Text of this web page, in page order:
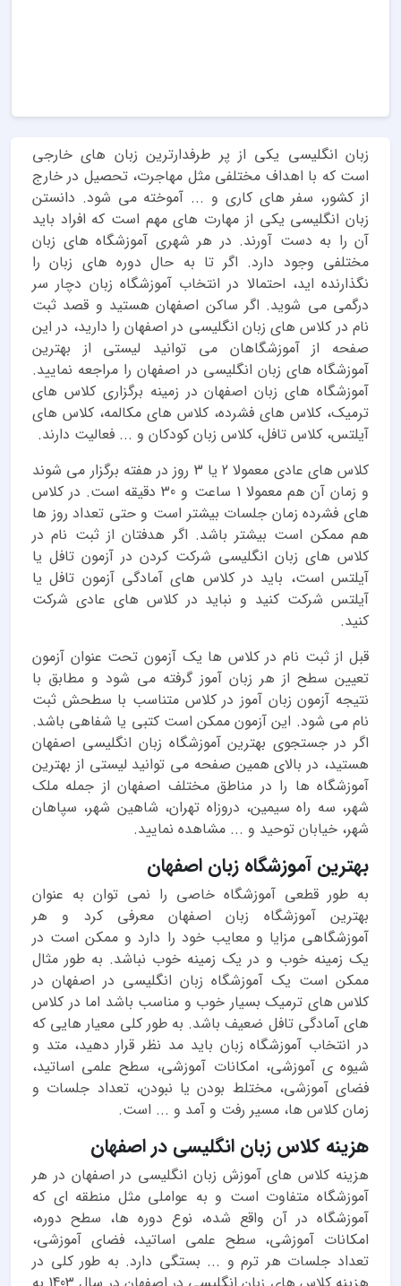
زبان انگلیسی یکی از پر طرفدارترین زبان های خارجی
است که با اهداف مختلفی مثل مهاجرت، تحصیل در خارج
از کشور، سفر های کاری و ... آموخته می شود. دانستن
زبان انگلیسی یکی از مهارت های مهم است که افراد باید
آن را به دست آورند. در هر شهری آموزشگاه های زبان
مختلفی وجود دارد. اگر تا به حال دوره های زبان را
نگذارنده اید، احتمالا در انتخاب آموزشگاه زبان دچار سر
درگمی می شوید. اگر ساکن اصفهان هستید و قصد ثبت
نام در کلاس های زبان انگلیسی در اصفهان را دارید، در این
صفحه از آموزشگاهان می توانید لیستی از بهترین
آموزشگاه های زبان انگلیسی در اصفهان را مراجعه نمایید.
آموزشگاه های زبان اصفهان در زمینه برگزاری کلاس های
ترمیک، کلاس های فشرده، کلاس های مکالمه، کلاس های
آیلتس، کلاس تافل، کلاس زبان کودکان و ... فعالیت دارند.
کلاس های عادی معمولا 2 یا 3 روز در هفته برگزار می شوند
و زمان آن هم معمولا 1 ساعت و 30 دقیقه است. در کلاس
های فشرده زمان جلسات بیشتر است و حتی تعداد روز ها
هم ممکن است بیشتر باشد. اگر هدفتان از ثبت نام در
کلاس های زبان انگلیسی شرکت کردن در آزمون تافل یا
آیلتس است، باید در کلاس های آمادگی آزمون تافل یا
آیلتس شرکت کنید و نباید در کلاس های عادی شرکت
کنید.
قبل از ثبت نام در کلاس ها یک آزمون تحت عنوان آزمون
تعیین سطح از هر زبان آموز گرفته می شود و مطابق با
نتیجه آزمون زبان آموز در کلاس متناسب با سطحش ثبت
نام می شود. این آزمون ممکن است کتبی یا شفاهی باشد.
اگر در جستجوی بهترین آموزشگاه زبان انگلیسی اصفهان
هستید، در بالای همین صفحه می توانید لیستی از بهترین
آموزشگاه ها را در مناطق مختلف اصفهان از جمله ملک
شهر، سه راه سیمین، دروزاه تهران، شاهین شهر، سپاهان
شهر، خیابان توحید و ... مشاهده نمایید.
بهترین آموزشگاه زبان اصفهان
به طور قطعی آموزشگاه خاصی را نمی توان به عنوان
بهترین آموزشگاه زبان اصفهان معرفی کرد و هر
آموزشگاهی مزایا و معایب خود را دارد و ممکن است در
یک زمینه خوب و در یک زمینه خوب نباشد. به طور مثال
ممکن است یک آموزشگاه زبان انگلیسی در اصفهان در
کلاس های ترمیک بسیار خوب و مناسب باشد اما در کلاس
های آمادگی تافل ضعیف باشد. به طور کلی معیار هایی که
در انتخاب آموزشگاه زبان باید مد نظر قرار دهید، متد و
شیوه ی آموزشی، امکانات آموزشی، سطح علمی اساتید،
فضای آموزشی، مختلط بودن یا نبودن، تعداد جلسات و
زمان کلاس ها، مسیر رفت و آمد و ... است.
هزینه کلاس زبان انگلیسی در اصفهان
هزینه کلاس های آموزش زبان انگلیسی در اصفهان در هر
آموزشگاه متفاوت است و به عواملی مثل منطقه ای که
آموزشگاه در آن واقع شده، نوع دوره ها، سطح دوره،
امکانات آموزشی، سطح علمی اساتید، فضای آموزشی،
تعداد جلسات هر ترم و ... بستگی دارد. به طور کلی در